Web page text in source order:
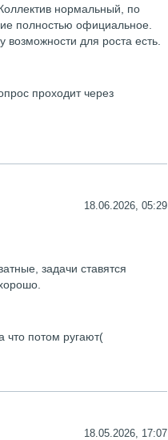
нормальный, по
полностью официальное.
возможности для роста есть.
проходит через
18.06.2026, 05:29
задачи ставятся
что потом ругают(
18.05.2026, 17:07